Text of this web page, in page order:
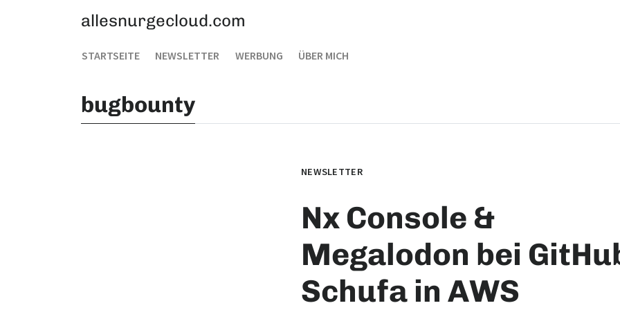
allesnurgecloud.com
STARTSEITE NEWSLETTER WERBUNG ÜBER MICH
bugbounty
NEWSLETTER
Nx Console &
Megalodon bei
Schufa in AWS